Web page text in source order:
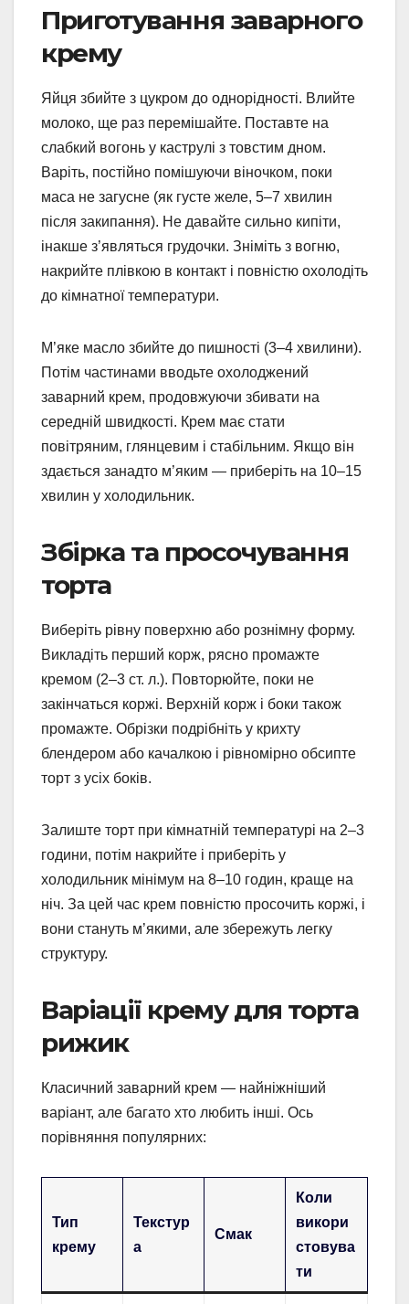
Приготування заварного
крему
Яйця збийте з цукром до однорідності. Влийте
молоко, ще раз перемішайте. Поставте на
слабкий вогонь у каструлі з товстим дном.
Варіть, постійно помішуючи віночком, поки
маса не загусне (як густе желе, 5–7 хвилин
після закипання). Не давайте сильно кипіти,
інакше з’являться грудочки. Зніміть з вогню,
накрийте плівкою в контакт і повністю охолодіть
до кімнатної температури.
М’яке масло збийте до пишності (3–4 хвилини).
Потім частинами вводьте охолоджений
заварний крем, продовжуючи збивати на
середній швидкості. Крем має стати
повітряним, глянцевим і стабільним. Якщо він
здається занадто м’яким — приберіть на 10–15
хвилин у холодильник.
Збірка та просочування
торта
Виберіть рівну поверхню або рознімну форму.
Викладіть перший корж, рясно промажте
кремом (2–3 ст. л.). Повторюйте, поки не
закінчаться коржі. Верхній корж і боки також
промажте. Обрізки подрібніть у крихту
блендером або качалкою і рівномірно обсипте
торт з усіх боків.
Залиште торт при кімнатній температурі на 2–3
години, потім накрийте і приберіть у
холодильник мінімум на 8–10 годин, краще на
ніч. За цей час крем повністю просочить коржі, і
вони стануть м’якими, але збережуть легку
структуру.
Варіації крему для торта
рижик
Класичний заварний крем — найніжніший
варіант, але багато хто любить інші. Ось
порівняння популярних:
Тип
крему
Текстур
а
Смак
Коли
викори
стовува
ти